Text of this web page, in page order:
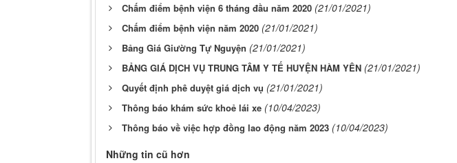
Chấm điểm bệnh viện 6 tháng đầu năm 2020 (21/01/2021)
Chấm điểm bệnh viện năm 2020 (21/01/2021)
Bảng Giá Giường Tự Nguyện (21/01/2021)
BẢNG GIÁ DỊCH VỤ TRUNG TÂM Y TẾ HUYỆN HÀM YÊN (21/01/2021)
Quyết định phê duyệt giá dịch vụ (21/01/2021)
Thông báo khám sức khoẻ lái xe (10/04/2023)
Thông báo về việc hợp đồng lao động năm 2023 (10/04/2023)
Những tin cũ hơn